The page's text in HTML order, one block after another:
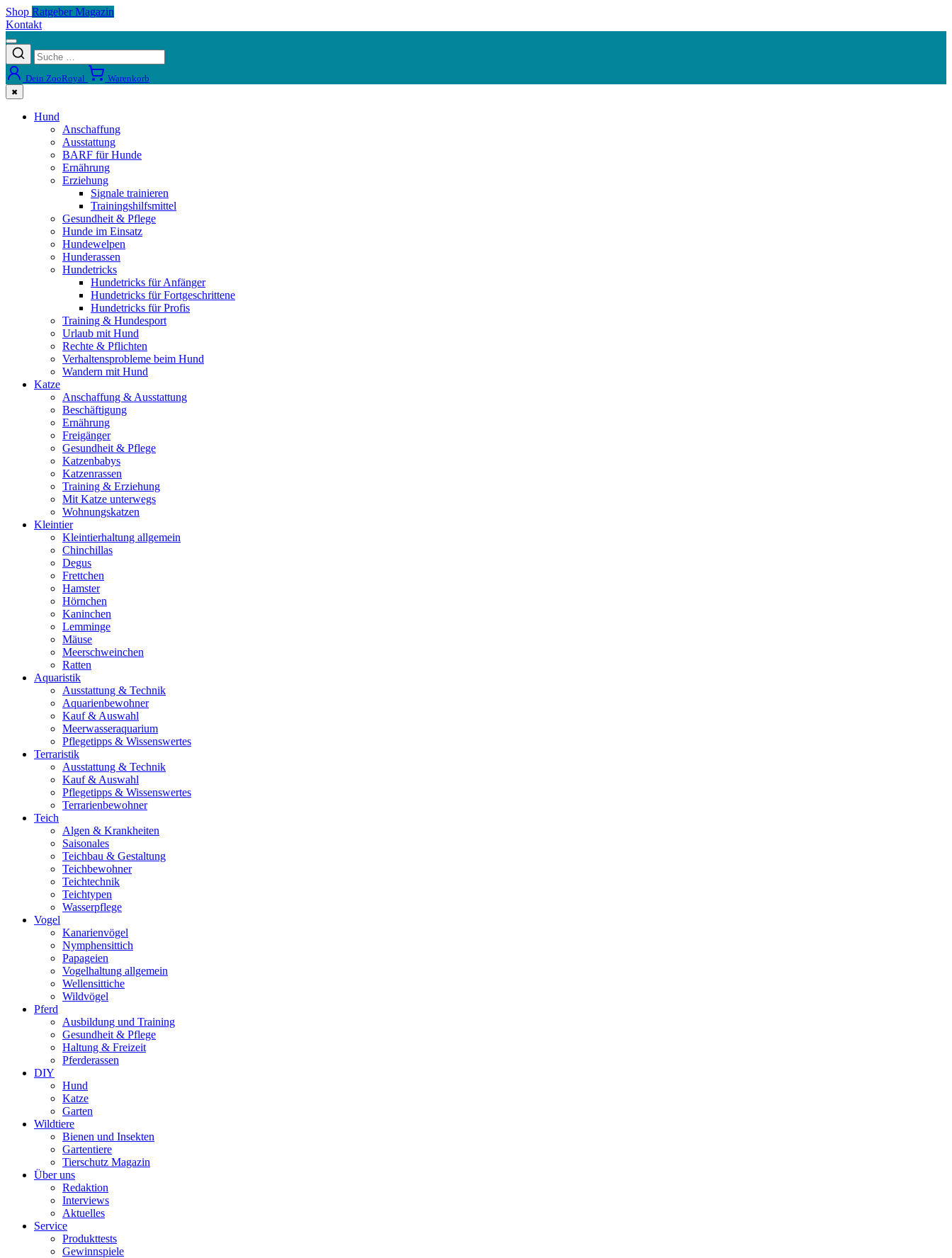
Shop Ratgeber Magazin
Kontakt
Dein ZooRoyal Warenkorb
✖
Hund
Anschaffung
Ausstattung
BARF für Hunde
Ernährung
Erziehung
Signale trainieren
Trainingshilfsmittel
Gesundheit & Pflege
Hunde im Einsatz
Hundewelpen
Hunderassen
Hundetricks
Hundetricks für Anfänger
Hundetricks für Fortgeschrittene
Hundetricks für Profis
Training & Hundesport
Urlaub mit Hund
Rechte & Pflichten
Verhaltensprobleme beim Hund
Wandern mit Hund
Katze
Anschaffung & Ausstattung
Beschäftigung
Ernährung
Freigänger
Gesundheit & Pflege
Katzenbabys
Katzenrassen
Training & Erziehung
Mit Katze unterwegs
Wohnungskatzen
Kleintier
Kleintierhaltung allgemein
Chinchillas
Degus
Frettchen
Hamster
Hörnchen
Kaninchen
Lemminge
Mäuse
Meerschweinchen
Ratten
Aquaristik
Ausstattung & Technik
Aquarienbewohner
Kauf & Auswahl
Meerwasseraquarium
Pflegetipps & Wissenswertes
Terraristik
Ausstattung & Technik
Kauf & Auswahl
Pflegetipps & Wissenswertes
Terrarienbewohner
Teich
Algen & Krankheiten
Saisonales
Teichbau & Gestaltung
Teichbewohner
Teichtechnik
Teichtypen
Wasserpflege
Vogel
Kanarienvögel
Nymphensittich
Papageien
Vogelhaltung allgemein
Wellensittiche
Wildvögel
Pferd
Ausbildung und Training
Gesundheit & Pflege
Haltung & Freizeit
Pferderassen
DIY
Hund
Katze
Garten
Wildtiere
Bienen und Insekten
Gartentiere
Tierschutz Magazin
Über uns
Redaktion
Interviews
Aktuelles
Service
Produkttests
Gewinnspiele